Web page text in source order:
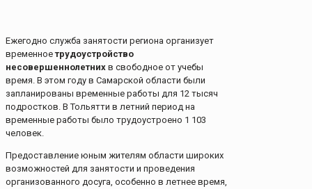
Ежегодно служба занятости региона организует
временноетрудоустройство
несовершеннолетних в свободное от учебы
время. В этом году в Самарской области были
запланированы временные работы для 12 тысяч
подростков. В Тольятти в летний период на
временные работы было трудоустроено 1 103
человек.
Предоставление юным жителям области широких
возможностей для занятости и проведения
организованного досуга, особенно в летнее время,